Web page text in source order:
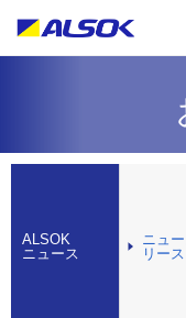
ALSOK
ニュース
ニュ
リース